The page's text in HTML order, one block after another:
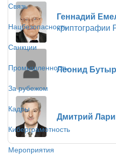
Связь
Нацбезопасность
Санкции
Промышленность
За рубежом
Кадры
Киберграмотность
Мероприятия
Геннадий
криптографии
Леонид
Дмитрий